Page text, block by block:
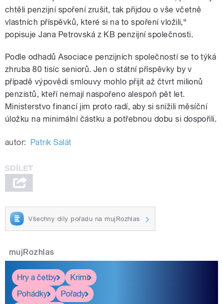
chtěli penzijní spoření zrušit, tak přijdou o vše včetně
vlastních příspěvků, které si na to spoření vložili,“
popisuje Jana Petrovská z KB penzijní společnosti.
Podle odhadů Asociace penzijních společností se to týká
zhruba 80 tisíc seniorů. Jen o státní příspěvky by v
případě výpovědi smlouvy mohlo přijít až čtvrt milionů
penzistů, kteří nemají naspořeno alespoň pět let.
Ministerstvo financí jim proto radí, aby si snížili měsíční
úložku na minimální částku a potřebnou dobu si dospořili.
autor: Patrik Salát
Všechny díly pořadu na mujRozhlas
mujRozhlas
Hry a četby
Krimi
Pohádky
Pořady